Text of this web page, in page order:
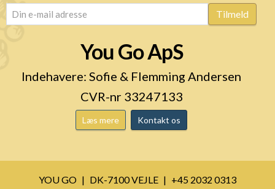
email (Påkrævet) Tilmeld
You Go ApS
Indehavere: Sofie & Flemming Andersen
CVR-nr 33247133
Læs mere Kontakt os
YOU GO DK-7100 VEJLE
+45 2032 0313